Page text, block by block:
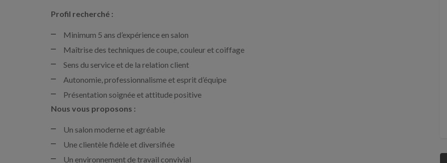
Profil recherché :
Minimum 5 ans d’expérience en salon
Maîtrise des techniques de coupe, couleur et coiffage
Sens du service et de la relation client
Autonomie, professionnalisme et esprit d’équipe
Présentation soignée et attitude positive
Nous vous proposons :
Un salon moderne et agréable
Une clientèle fidèle et diversifiée
Un environnement de travail convivial